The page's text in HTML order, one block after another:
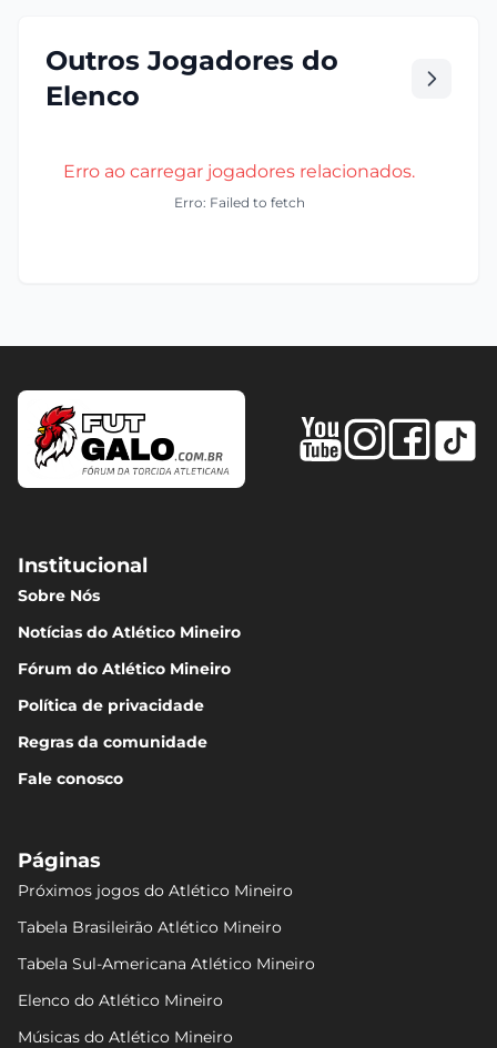
Outros Jogadores do
Elenco
Erro ao carregar jogadores relacionados.
Erro: Failed to fetch
Institucional
Sobre Nós
Notícias do Atlético Mineiro
Fórum do Atlético Mineiro
Política de privacidade
Regras da comunidade
Fale conosco
Páginas
Próximos jogos do Atlético Mineiro
Tabela Brasileirão Atlético Mineiro
Tabela Sul-Americana Atlético Mineiro
Elenco do Atlético Mineiro
Músicas do Atlético Mineiro